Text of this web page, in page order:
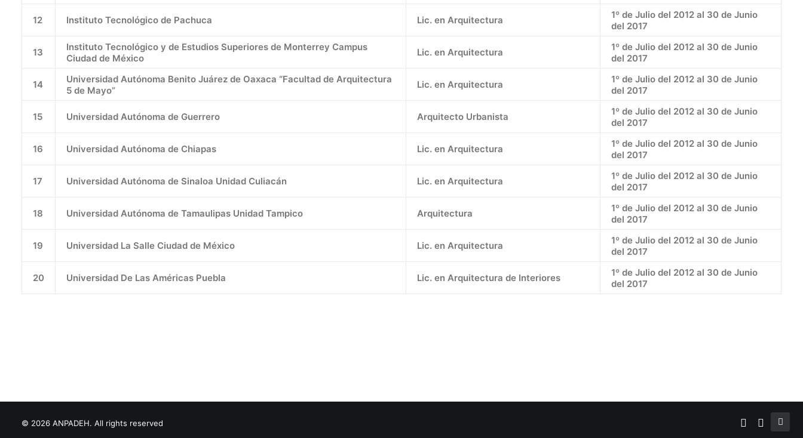
12 Instituto Tecnológico de Pachuca Lic. en Arquitectura
1º de Julio del 2012 al 30 de Junio
del 2017
13
Instituto Tecnológico y de Estudios Superiores de Monterrey Campus
Ciudad de México
Lic. en Arquitectura
1º de Julio del 2012 al 30 de Junio
del 2017
14
Universidad Autónoma Benito Juárez de Oaxaca “Facultad de Arquitectura
5 de Mayo”
Lic. en Arquitectura
1º de Julio del 2012 al 30 de Junio
del 2017
15 Universidad Autónoma de Guerrero Arquitecto Urbanista
1º de Julio del 2012 al 30 de Junio
del 2017
16 Universidad Autónoma de Chiapas Lic. en Arquitectura
1º de Julio del 2012 al 30 de Junio
del 2017
17 Universidad Autónoma de Sinaloa Unidad Culiacán Lic. en Arquitectura
1º de Julio del 2012 al 30 de Junio
del 2017
18 Universidad Autónoma de Tamaulipas Unidad Tampico Arquitectura
1º de Julio del 2012 al 30 de Junio
del 2017
19 Universidad La Salle Ciudad de México Lic. en Arquitectura
1º de Julio del 2012 al 30 de Junio
del 2017
20 Universidad De Las Américas Puebla Lic. en Arquitectura de Interiores
1º de Julio del 2012 al 30 de Junio
del 2017
© 2026 ANPADEH. All rights reserved